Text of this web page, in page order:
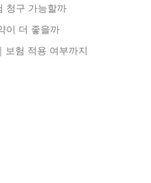
청구 가능할까
이 더 좋을까
보험 적용 여부까지